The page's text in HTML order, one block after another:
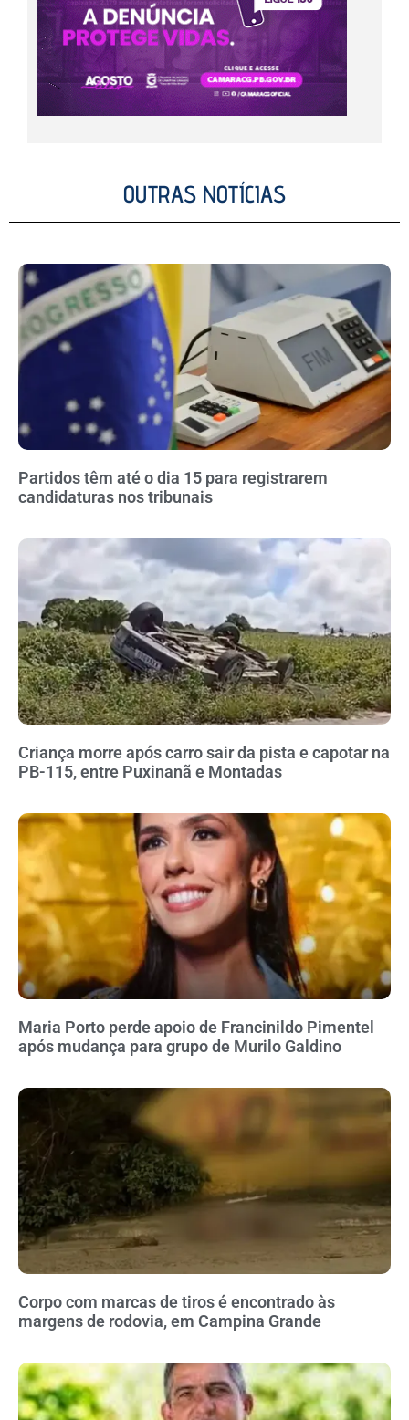
OUTRAS NOTÍCIAS
Partidos têm até o dia 15 para registrarem
candidaturas nos tribunais
Criança morre após carro sair da pista e capotar na
PB-115, entre Puxinanã e Montadas
Maria Porto perde apoio de Francinildo Pimentel
após mudança para grupo de Murilo Galdino
Corpo com marcas de tiros é encontrado às
margens de rodovia, em Campina Grande